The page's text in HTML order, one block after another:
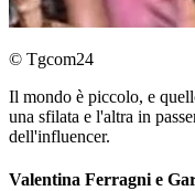
© Tgcom24
Il mondo è piccolo, e
una sfilata e l'altra in
dell'influencer.
Valentina Ferragni e